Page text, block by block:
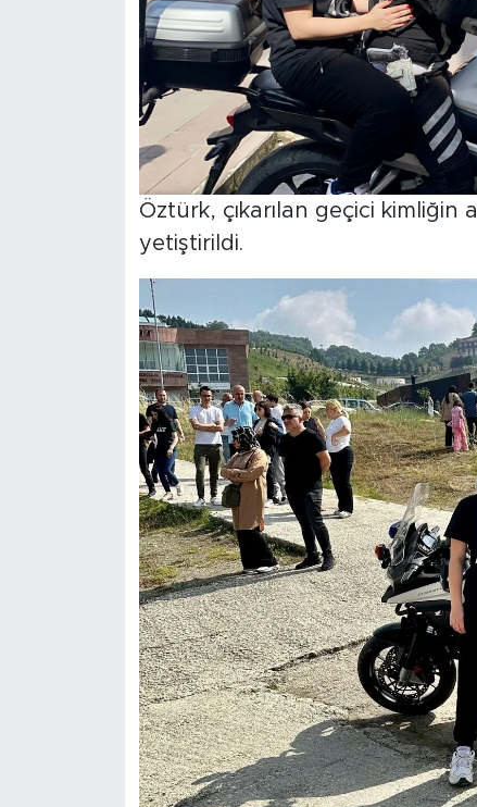
Öztürk, çıkarılan geçici kimliğin
yetiştirildi.